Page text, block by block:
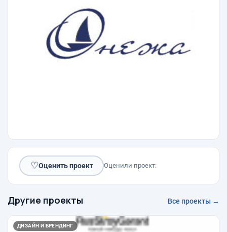
♡Оценить проект Оценили проект:
Другие проекты Все проекты →
ДИЗАЙН И БРЕНДИНГ